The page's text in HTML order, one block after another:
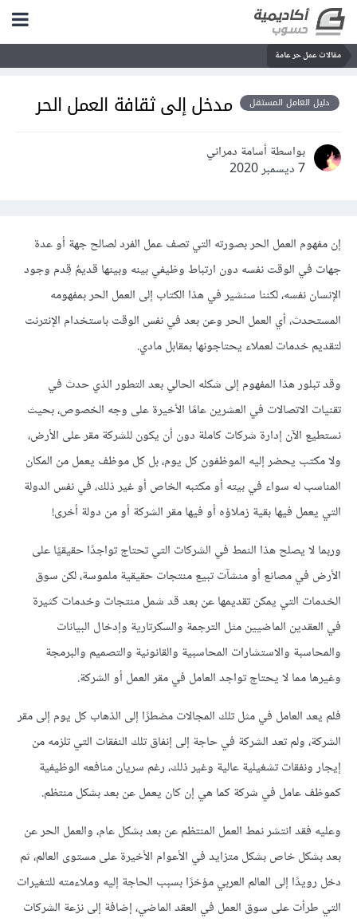
مقالات عمل حر عامة
دليل العامل المستقل مدخل إلى ثقافة العمل الحر
بواسطة أسامة دمراني
7 ديسمبر 2020
إن مفهوم العمل الحر بصورته التي تصف عمل الفرد لصالح جهة أو عدة
جهات في الوقت نفسه دون ارتباط وظيفي بينه وبينها قديمٌ قِدم وجود
الإنسان نفسه، لكننا سنشير في هذا الكتاب إلى العمل الحر بمفهومه
المستحدث، أي العمل الحر وعن بعد في نفس الوقت باستخدام الإنترنت
لتقديم خدمات لعملاء يحتاجونها بمقابل مادي.
وقد تبلور هذا المفهوم إلى شكله الحالي بعد التطور الذي حدث في
تقنيات الاتصالات في العشرين عامًا الأخيرة على وجه الخصوص، بحيث
نستطيع الآن إدارة شركات كاملة دون أن يكون للشركة مقر على الأرض،
ولا مكتب يحضر إليه الموظفون كل يوم، بل كل موظف يعمل من المكان
المناسب له سواء في بيته أو مكتبه الخاص أو غير ذلك، في نفس الدولة
التي يعمل فيها بقية زملاؤه أو فيها مقر الشركة أو من دولة أخرى!
وربما لا يصلح هذا النمط في الشركات التي تحتاج تواجدًا حقيقيًا على
الأرض في مصانع أو منشآت تبيع منتجات حقيقية ملموسة، لكن سوق
الخدمات التي يمكن تقديمها عن بعد قد شمل منتجات وخدمات كثيرة
في العقدين الماضيين مثل الترجمة والسكرتارية وإدخال البيانات
والمحاسبة والاستشارات المحاسبية والقانونية والتصميم والبرمجة
وغيرها مما لا يحتاج تواجد العامل في مقر العمل أو الشركة.
فلم يعد العامل في مثل تلك المجالات مضطرًا إلى الذهاب كل يوم إلى مقر
الشركة، ولم تعد الشركة في حاجة إلى إنفاق تلك النفقات التي تلزمه من
إيجار ونفقات تشغيلية عالية وغير ذلك، رغم سريان منافعه الوظيفية
كموظف عامل في شركة كما هي إن كان يعمل عن بعد بشكل منتظم.
وعليه فقد انتشر نمط العمل المنتظم عن بعد بشكل عام، والعمل الحر عن
بعد بشكل خاص بشكل متزايد في الأعوام الأخيرة على مستوى العالم، ثم
دخل رويدًا إلى العالم العربي مؤخرًا بسبب الحاجة إليه وملاءمته للتغيرات
التي طرأت على سوق العمل في العقد الماضي، إضافة إلى نزعة الشركات